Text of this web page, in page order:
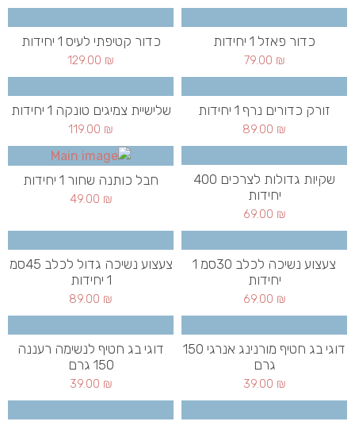
כדור פאזל 1 יחידות
79.00 ₪
כדור קטיפתי לעיס 1 יחידות
129.00 ₪
זורק כדורים נרף 1 יחידות
89.00 ₪
שלישיית צמיגים טונקה 1 יחידות
119.00 ₪
שקיות גדולות לצרכים 400
יחידות
69.00 ₪
חבל כותנה שחור 1 יחידות
49.00 ₪
צעצוע נשיכה לכלב 30סמ 1
יחידות
69.00 ₪
צעצוע נשיכה גדול לכלב 45סמ
1 יחידות
89.00 ₪
דוגי בג חטיף מורנינג אנרגי 150
גרם
39.00 ₪
דוגי בג חטיף לנשימה רעננה
150 גרם
39.00 ₪